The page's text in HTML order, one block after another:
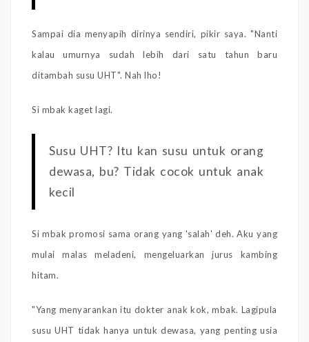
Sampai dia menyapih dirinya sendiri, pikir saya. "Nanti
kalau umurnya sudah lebih dari satu tahun baru
ditambah susu UHT". Nah lho!
Si mbak kaget lagi.
Susu UHT? Itu kan susu untuk orang
dewasa, bu? Tidak cocok untuk anak
kecil
Si mbak promosi sama orang yang 'salah' deh. Aku yang
mulai malas meladeni, mengeluarkan jurus kambing
hitam.
"Yang menyarankan itu dokter anak kok, mbak. Lagipula
susu UHT tidak hanya untuk dewasa, yang penting usia